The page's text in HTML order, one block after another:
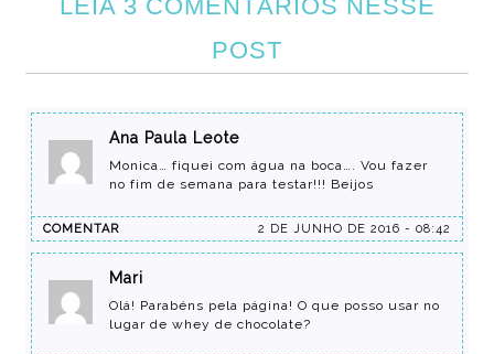
LEIA 3 COMENTÁRIOS NESSE
POST
Ana Paula Leote
Monica… fiquei com água na boca…. Vou fazer
no fim de semana para testar!!! Beijos
2 DE JUNHO DE 2016 - 08:42
COMENTAR
Mari
Olá! Parabéns pela página! O que posso usar no
lugar de whey de chocolate?